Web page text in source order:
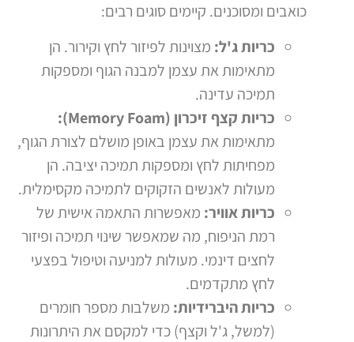
כואבים ומסוכנים. קיימים סוגים רבים:
כריות ג'ל:מצוינות לפיזור לחץ וקירור. הן
מתאימות את עצמן למבנה הגוף ומספקות
תמיכה עדינה.
כריות קצף זיכרון (Memory Foam):
מתאימות את עצמן באופן מושלם לצורת הגוף,
מפחיתות לחץ ומספקות תמיכה יציבה. הן
מעולות לאנשים הזקוקים לתמיכה מקסימלית.
כריות אוויר:מאפשרות התאמה אישית של
רמת הניפוח, מה שמאפשר שינוי תמיכה ופיזור
לחצים דינמי. מעולות למניעה וטיפול בפצעי
לחץ מתקדמים.
כריות היברידיות:משלבות מספר חומרים
(למשל, ג'ל וקצף) כדי למקסם את היתרונות